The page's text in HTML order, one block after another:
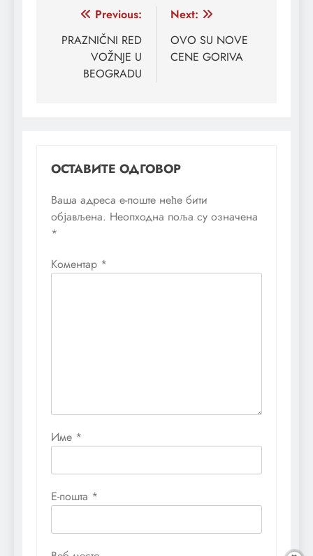
Кретање
чланка
Previous:
PRAZNIČNI RED
VOŽNJE U
BEOGRADU
Next:
OVO SU NOVE
CENE GORIVA
ОСТАВИТЕ ОДГОВОР
Ваша адреса е-поште неће бити
објављена. Неопходна поља су означена
*
Коментар *
Име *
Е-пошта *